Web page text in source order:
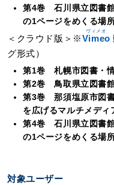
第4巻 石川県立図書
の1ページをめくる場
＜クラウド版＞※Vimeo
グ形式）
第1巻 札幌市図書・
第2巻 鳥取県立図書
第3巻 那須塩原市図
を広げるマルチメディ
第4巻 石川県立図書
の1ページをめくる場
対象ユーザー